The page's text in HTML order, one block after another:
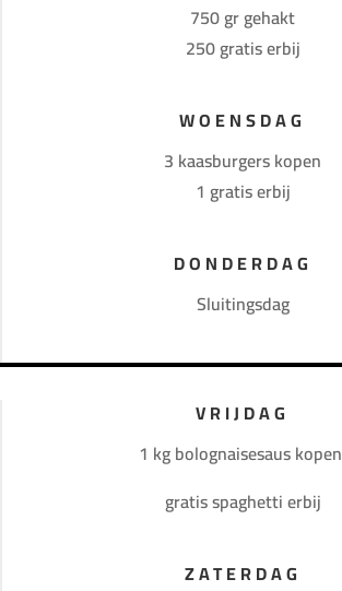
750 gr gehakt
250 gratis erbij
WOENSDAG
3 kaasburgers kopen
1 gratis erbij
DONDERDAG
Sluitingsdag
VRIJDAG
1 kg bolognaisesaus kopen
gratis spaghetti erbij
ZATERDAG